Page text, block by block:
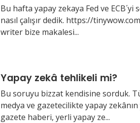
Bu hafta yapay zekaya Fed ve ECB´yi
nasıl çalışır dedik. https://
writer bize makalesi...
Yapay zekâ tehlikeli mi?
Bu soruyu bizzat kendisine sorduk.
medya ve gazetecilikte yapay zekânın
gazete haberi, yerli yapay ze...